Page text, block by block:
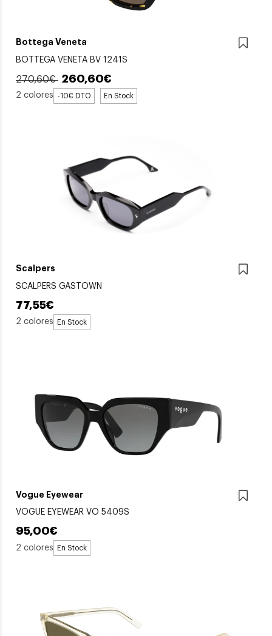
Bottega Veneta
BOTTEGA VENETA BV 1241S
270,60€ 260,60€
2 colores -10€ DTO En Stock
Scalpers
SCALPERS GASTOWN
77,55€
2 colores En Stock
Vogue Eyewear
VOGUE EYEWEAR VO 5409S
95,00€
2 colores En Stock